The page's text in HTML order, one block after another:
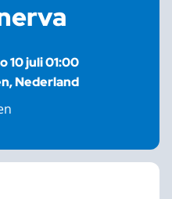
10 juli 01:00
Nederland